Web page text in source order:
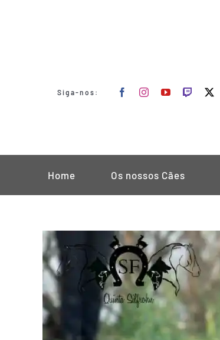
Siga-nos:
Home Os nossos Cães